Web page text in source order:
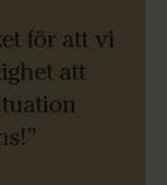
för att vi
att